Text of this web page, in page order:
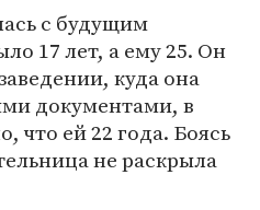
с будущим
17 лет, а ему 25. Он
куда она
документами, в
что ей 22 года. Боясь
не раскрыла